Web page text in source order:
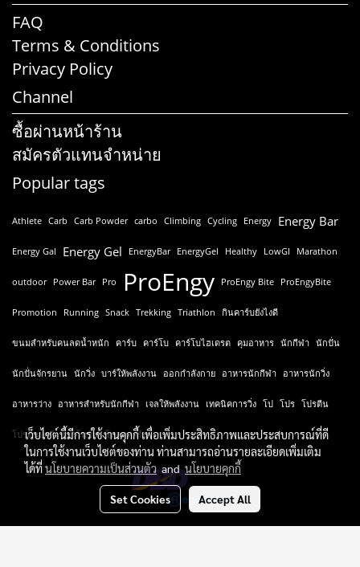
FAQ
Terms & Conditions
Privacy Policy
Channel
ซื้อผ่านหน้าร้าน
สมัครตัวแทนจำหน่าย
Popular tags
Athlete Carb Carb Powder carbo Climbing Cycling Energy Energy Bar
Energy Gal Energy Gel EnergyBar EnergyGel Healthy LowGI Marathon
outdoor Power Bar Pro ProEngy ProEngy Bite ProEngyBite
Promotion Running Snack Trekking Triathlon กินคาร์บยังไงดี
ขนมสำหรับคนลดน้ำหนัก คาร์บ คาร์โบ คาร์โบไฮเดรต คุมอาหาร นักกีฬา นักปั่น
นักปั่นจักรยาน นักวิ่ง บาร์ให้พลังงาน ออกกำลังกาย อาหารนักกีฬา อาหารนักวิ่ง
อาหารว่าง อาหารสำหรับนักกีฬา เจลให้พลังงาน เทคนิคการวิ่ง โป โปร โปรตีน
โปรตีนบาร์ โปรโมชั่น โหลดคาร์บ
เว็บไซต์นี้มีการใช้งานคุกกี้ เพื่อเพิ่มประสิทธิภาพและประสบการณ์ที่ดี
ในการใช้งานเว็บไซต์ของท่าน ท่านสามารถอ่านรายละเอียดเพิ่มเติม
ได้ที่นโยบายความเป็นส่วนตัวandนโยบายคุกกี้
Set Cookies Accept All